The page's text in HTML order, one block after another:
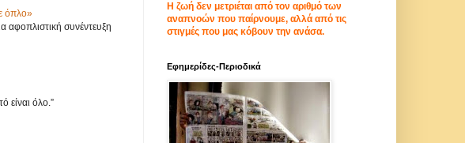
όπλο»
συνέντευξη
είναι όλο.”
Η ζωή δεν μετριέται από τον αριθμό των
αναπνοών που παίρνουμε, αλλά από τις
στιγμές που μας κόβουν την ανάσα.
Εφημερίδες-Περιοδικά